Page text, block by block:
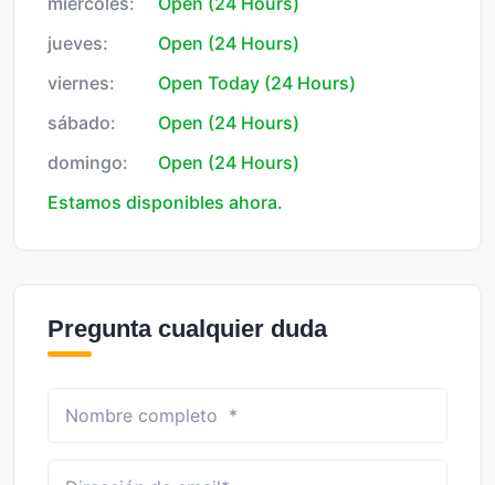
jueves:
Open (24 Hours)
viernes:
Open Today (24 Hours)
sábado:
Open (24 Hours)
domingo:
Open (24 Hours)
Estamos disponibles ahora.
Pregunta cualquier duda